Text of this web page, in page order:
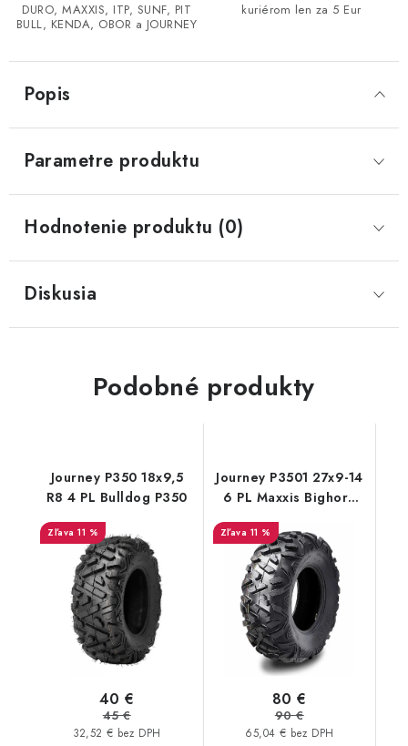
POLARIS SPORTSMAN RZR 1000
LINHAI 400/500/M550/650
TGB BLADE 600/1000 LT LTX
SEGWAY SNARLER AT6 AT5
Všeobecné obchodné podmienky
Reklamačný poriadok - formulár
Kontakt
DURO, MAXXIS, ITP, SUNF, PIT
BULL, KENDA, OBOR a JOURNEY
kuriérom len za 5 Eur
Popis
Parametre produktu
Hodnotenie produktu (0)
Diskusia
Podobné produkty
Journey P350 18x9,5
R8 4 PL Bulldog P350
11 %
32,52 € bez DPH
40 €
45 €
Journey P3501 27x9-14
6 PL Maxxis Bighorn
dezén
11 %
65,04 € bez DPH
80 €
90 €